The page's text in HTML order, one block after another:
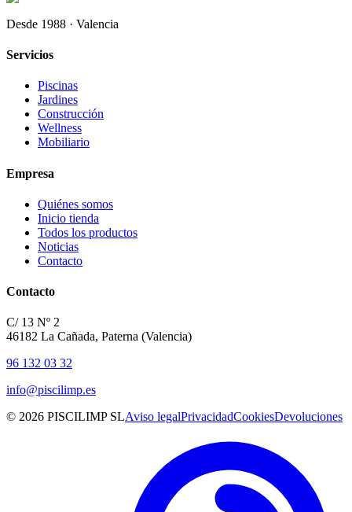
Desde 1988 · Valencia
Servicios
Piscinas
Jardines
Construcción
Wellness
Mobiliario
Empresa
Quiénes somos
Inicio tienda
Todos los productos
Noticias
Contacto
Contacto
C/ 13 Nº 2
46182 La Cañada, Paterna (Valencia)
96 132 03 32
info@piscilimp.es
© 2026 PISCILIMP SLAviso legalPrivacidadCookiesDevoluciones